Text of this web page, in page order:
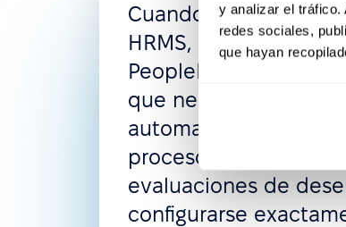
y analizar el tráfico.
redes sociales,
que hayan
Cuando estuve
HRMS, me
PeopleForce, donde
que necesites:
automatizados,
procesos de
evaluaciones de
configurarse